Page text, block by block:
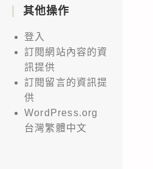
其他操作
登入
訂閱網站內容的資
訊提供
訂閱留言的資訊提
供
WordPress.org
台灣繁體中文